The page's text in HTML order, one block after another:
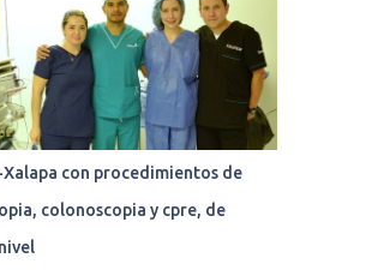
Xalapa con procedimientos de
colonoscopia y cpre, de